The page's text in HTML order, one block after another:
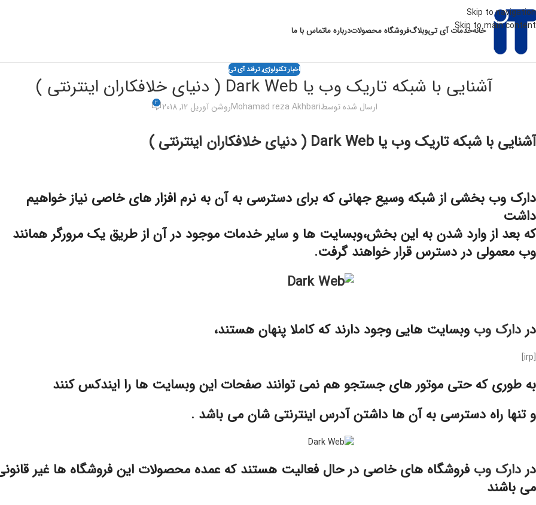
Skip to navigation
Skip to main content
خانهخدمات آی تیوبلاگفروشگاه محصولاتدرباره ماتماس با ما
اخبار تکنولوژی,ترفند آی تی
آشنایی با شبکه تاریک وب یا Dark Web ( دنیای خلافکاران اینترنتی )
ارسال شده توسطMohamad reza Akhbariروشن آوریل 12, 2018 2
آشنایی با شبکه تاریک وب یا Dark Web ( دنیای خلافکاران اینترنتی )
دارک وب بخشی از شبکه وسیع جهانی که برای دسترسی به آن به نرم افزار های خاصی نیاز خواهیم
داشت
که بعد از وارد شدن به این بخش،وبسایت ها و سایر خدمات موجود در آن از طریق یک مرورگر همانند
وب معمولی در دسترس قرار خواهند گرفت.
در دارک وب وبسایت هایی وجود دارند که کاملا پنهان هستند،
[irp]
به طوری که حتی موتور های جستجو هم نمی توانند صفحات این وبسایت ها را ایندکس کنند
و تنها راه دسترسی به آن ها داشتن آدرس اینترنتی شان می باشد .
در دارک وب فروشگاه های خاصی در حال فعالیت هستند که عمده محصولات این فروشگاه ها غیر
می باشند